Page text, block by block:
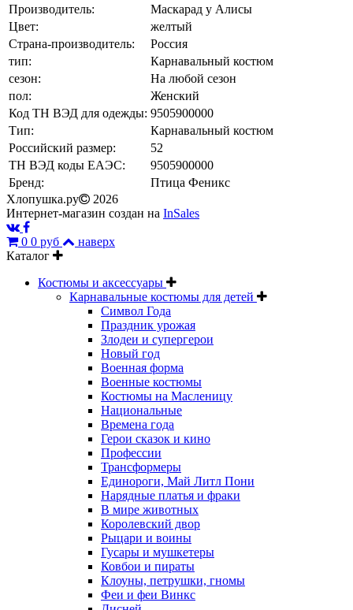
Производитель:
Маскарад у Алисы
Цвет:
желтый
Страна-производитель:
Россия
тип:
Карнавальный костюм
сезон:
На любой сезон
пол:
Женский
Код ТН ВЭД для одежды: 9505900000
Тип:
Карнавальный костюм
Российский размер:
52
ТН ВЭД коды ЕАЭС:
9505900000
Бренд:
Птица Феникс
Хлопушка.ру
2026
Интернет-магазин создан на InSales
0 0 руб
наверх
Каталог
Костюмы и аксессуары
Карнавальные костюмы для детей
Символ Года
Праздник урожая
Злодеи и супергерои
Новый год
Военная форма
Военные костюмы
Костюмы на Масленицу
Национальные
Времена года
Герои сказок и кино
Профессии
Трансформеры
Единороги, Май Литл Пони
Нарядные платья и фраки
В мире животных
Королевский двор
Рыцари и воины
Гусары и мушкетеры
Ковбои и пираты
Клоуны, петрушки, гномы
Феи и феи Винкс